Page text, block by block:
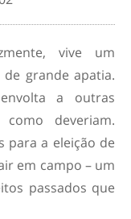
vive um
grande apatia.
a outras
deveriam.
para a eleição de
em campo – um
passados que